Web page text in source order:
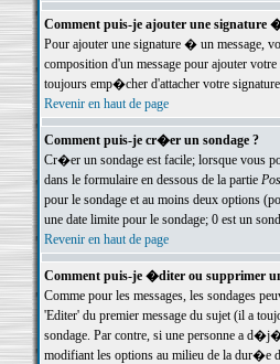
Comment puis-je ajouter une signature
Pour ajouter une signature � un message,
composition d'un message pour ajouter
toujours emp�cher d'attacher votre
Revenir en haut de page
Comment puis-je cr�er un sondage ?
Cr�er un sondage est facile; lorsque vous
dans le formulaire en dessous de la partie
pour le sondage et au moins deux options
une date limite pour le sondage; 0 est un
Revenir en haut de page
Comment puis-je �diter ou supprimer
Comme pour les messages, les sondages
'Editer' du premier message du sujet (il a
sondage. Par contre, si une personne a
modifiant les options au milieu de la dur�e